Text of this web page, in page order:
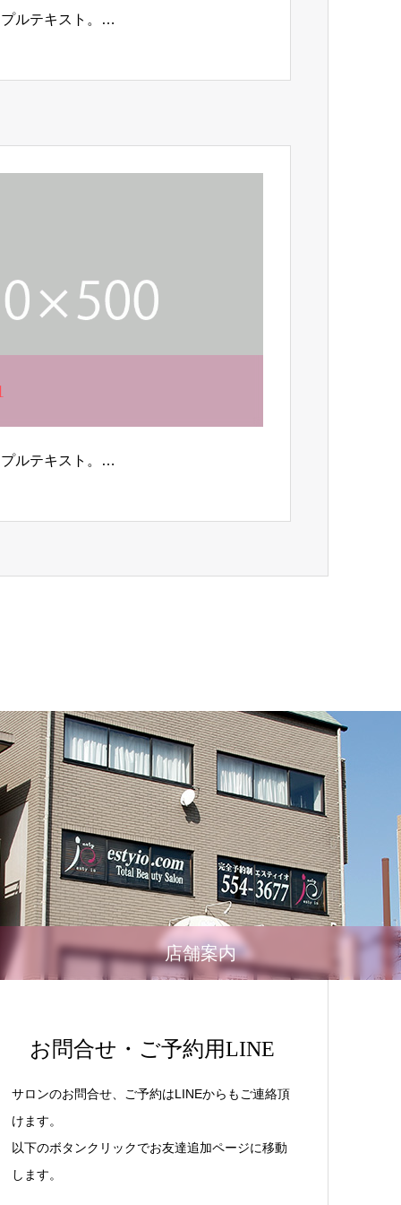
ルテキスト。…
ルテキスト。…
店舗案内
お問合せ・ご予約用LINE
サロンのお問合せ、ご予約はLINEからもご連絡頂
けます。
以下のボタンクリックでお友達追加ページに移動
します。